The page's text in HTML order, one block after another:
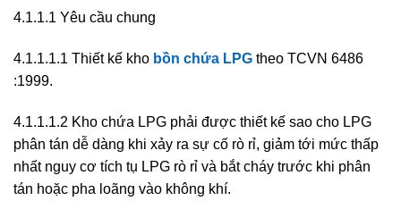
4.1.1.1 Yêu cầu chung
4.1.1.1.1 Thiết kế kho bồn chứa LPG theo TCVN 6486
:1999.
4.1.1.1.2 Kho chứa LPG phải được thiết kế sao cho LPG
phân tán dễ dàng khi xảy ra sự cố rò rỉ, giảm tới mức thấp
nhất nguy cơ tích tụ LPG rò rỉ và bắt cháy trước khi phân
tán hoặc pha loãng vào không khí.